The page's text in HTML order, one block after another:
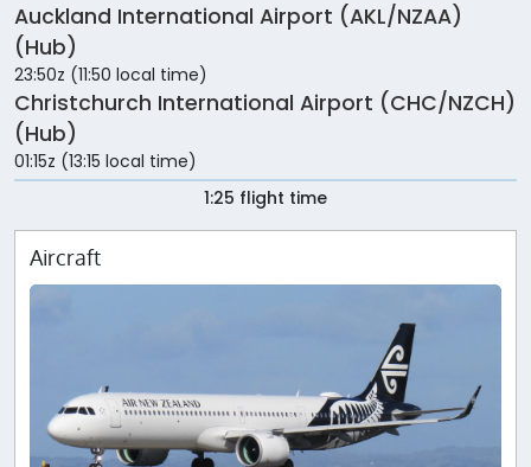
Auckland International Airport (AKL/NZAA)
(Hub)
23:50z (11:50 local time)
Christchurch International Airport (CHC/NZCH)
(Hub)
01:15z (13:15 local time)
1:25 flight time
Aircraft